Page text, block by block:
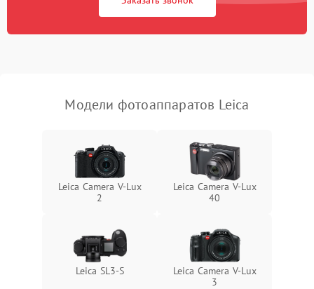
Модели фотоаппаратов Leica
Leica Camera V-Lux
2
Leica Camera V-Lux
40
Leica SL3‑S
Leica Camera V-Lux
3